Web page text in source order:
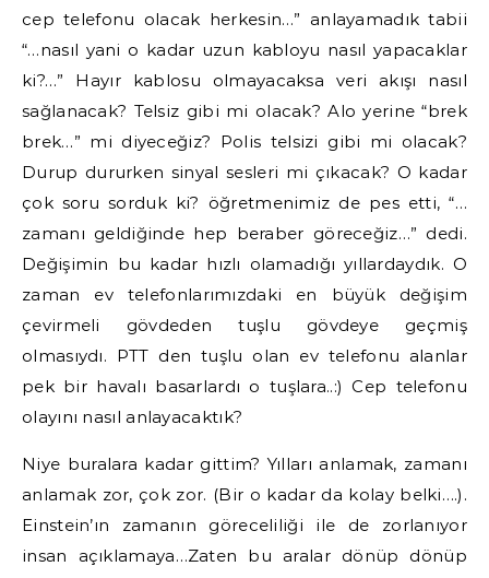
cep telefonu olacak herkesin…” anlayamadık tabii
“…nasıl yani o kadar uzun kabloyu nasıl yapacaklar
ki?…” Hayır kablosu olmayacaksa veri akışı nasıl
sağlanacak? Telsiz gibi mi olacak? Alo yerine “brek
brek…” mi diyeceğiz? Polis telsizi gibi mi olacak?
Durup dururken sinyal sesleri mi çıkacak? O kadar
çok soru sorduk ki? öğretmenimiz de pes etti, “…
zamanı geldiğinde hep beraber göreceğiz…” dedi.
Değişimin bu kadar hızlı olamadığı yıllardaydık. O
zaman ev telefonlarımızdaki en büyük değişim
çevirmeli gövdeden tuşlu gövdeye geçmiş
olmasıydı. PTT den tuşlu olan ev telefonu alanlar
pek bir havalı basarlardı o tuşlara..:) Cep telefonu
olayını nasıl anlayacaktık?
Niye buralara kadar gittim? Yılları anlamak, zamanı
anlamak zor, çok zor. (Bir o kadar da kolay belki….).
Einstein’ın zamanın göreceliliği ile de zorlanıyor
insan açıklamaya…Zaten bu aralar dönüp dönüp